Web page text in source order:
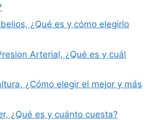
¿Qué es y cómo elegirlo
Arterial, ¿Qué es y cuál
¿Cómo elegir el mejor y más
¿Qué es y cuánto cuesta?